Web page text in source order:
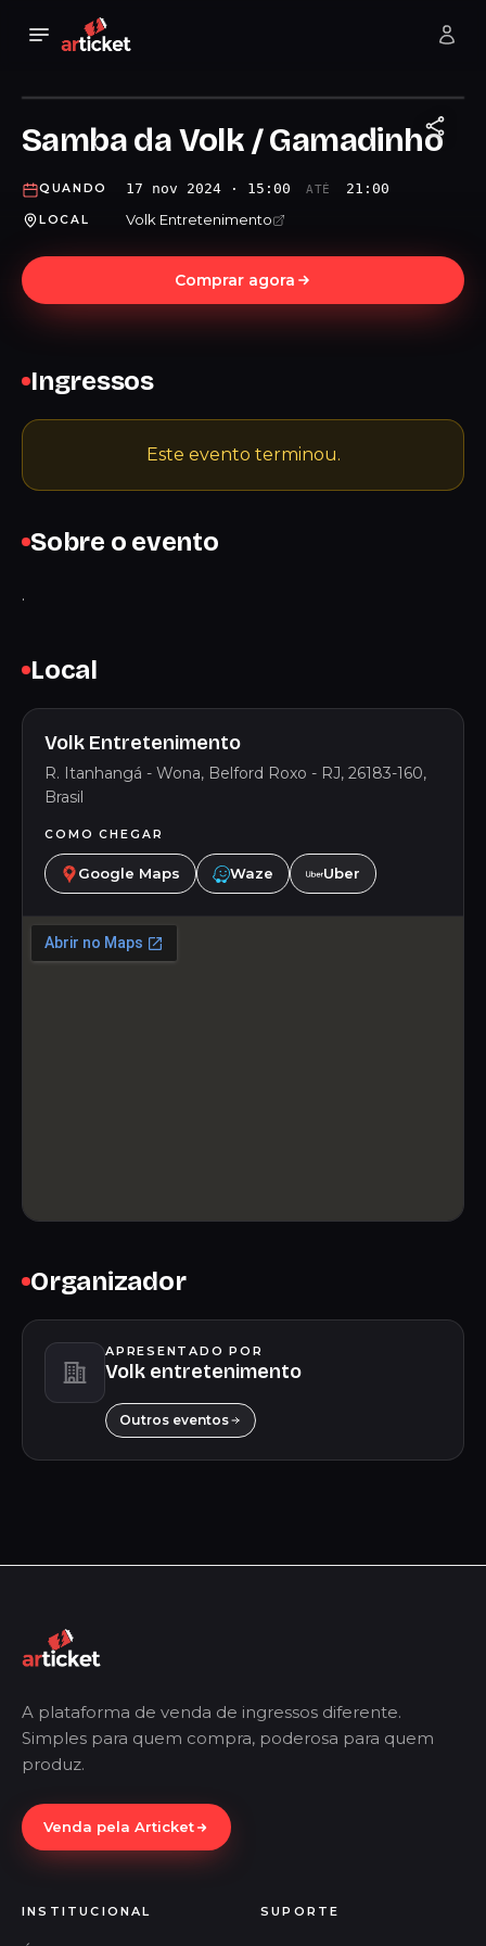
Samba da Volk / Gamadinho
QUANDO 17 nov 2024 · 15:00 ATÉ 21:00
LOCAL Volk Entretenimento
Comprar agora
Sobre o evento
.
Local
Volk Entretenimento
R. Itanhangá - Wona, Belford Roxo - RJ, 26183-160,
Brasil
COMO CHEGAR
Google Maps Waze Uber
Organizador
APRESENTADO POR
Volk entretenimento
Outros eventos
Ingressos
Este evento terminou.
A plataforma de venda de ingressos diferente.
Simples para quem compra, poderosa para quem
produz.
Venda pela Articket
INSTITUCIONAL SUPORTE